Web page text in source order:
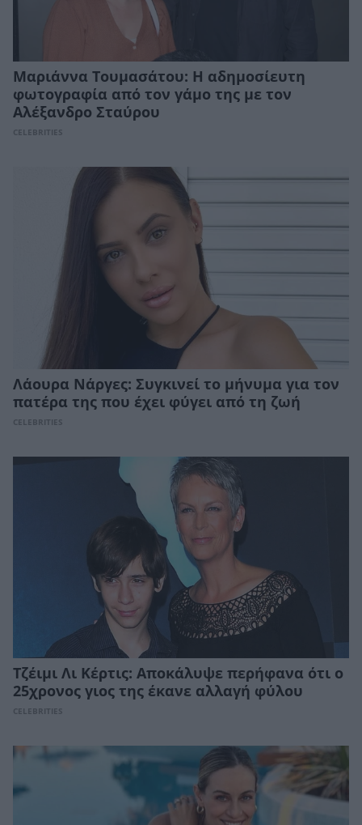
Μαριάννα Τουμασάτου: Η αδημοσίευτη
φωτογραφία από τον γάμο της με τον
Αλέξανδρο Σταύρου
CELEBRITIES
Λάουρα Νάργες: Συγκινεί το μήνυμα για τον
πατέρα της που έχει φύγει από τη ζωή
CELEBRITIES
Τζέιμι Λι Κέρτις: Αποκάλυψε περήφανα ότι ο
25χρονος γιος της έκανε αλλαγή φύλου
CELEBRITIES